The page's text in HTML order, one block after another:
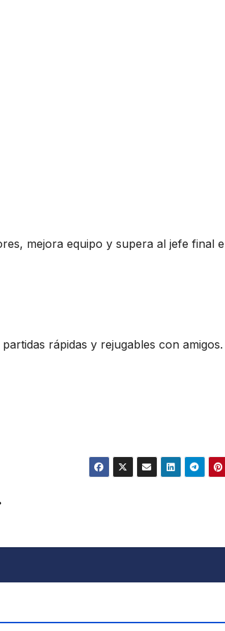
mejora equipo y supera al jefe final
rápidas y rejugables con amigos.